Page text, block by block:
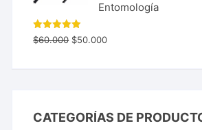
Entomología
Valorado
con 5.00
$60.000 $50.000
CATEGORÍAS DE